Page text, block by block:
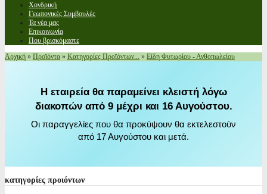
Χονδρική
Γεωπονικές Συμβουλές
Τα νέα μας
Επικοινωνία
Που βρισκόμαστε
Αρχική » Προϊόντα » Κατηγορίες Προϊόντων... » Είδη Φυτωρίου - Ανθοπωλείου
Η εταιρεία θα παραμείνει κλειστή λόγω
διακοπών από 9 μέχρι και 16 Αυγούστου.
Οι παραγγελίες που θα προκύψουν θα εκτελεστούν
από 17 Αυγούστου και μετά.
κατηγορίες προιόντων